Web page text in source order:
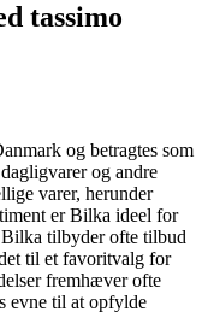
tassimo
og betragtes som
og andre
varer, herunder
er Bilka ideel for
Bilka tilbyder ofte tilbud
til et favoritvalg for
fremhæver ofte
evne til at opfylde